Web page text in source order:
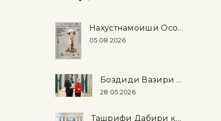
Нахустнамоиши Осорхонаи миллӣ дар шаҳри Рими Ҷумҳурии Италия
05.08.2026
Боздиди Вазири фарҳанги Федератсияи Россия аз Осорхонаи миллӣ
28.05.2026
Ташрифи Дабири кулли Иттиҳоди байнипарлумонӣ (IPU) Мартин Чунгонг …